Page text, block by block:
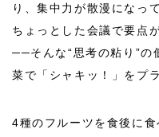
り、集中力が散漫になっ
ちょっとした会議で要点
──そんな“思考の粘り”の
菜で「シャキッ！」をプ
4種のフルーツを食後に